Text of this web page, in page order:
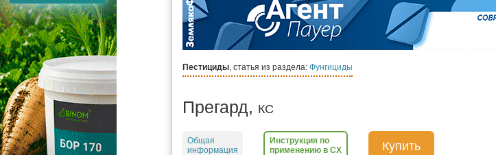
Пестициды, статья из раздела: Фунгициды
Прегард, КС
Общая
информация
Инструкция по
применению в СХ
Купить